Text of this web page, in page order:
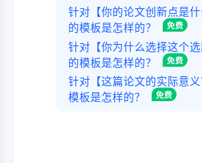
针对【你的论文创新点是
的模板是怎样的？
针对【你为什么选择这个
的模板是怎样的？
针对【这篇论文的实际意
模板是怎样的？